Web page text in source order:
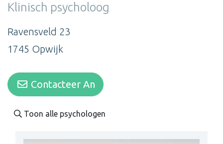
Klinisch psycholoog
Ravensveld 23
1745 Opwijk
Contacteer An
Toon alle psychologen